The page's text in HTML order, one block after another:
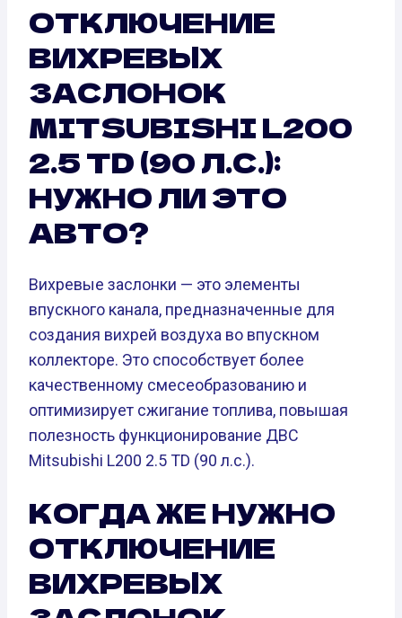
ОТКЛЮЧЕНИЕ
ВИХРЕВЫХ
ЗАСЛОНОК
MITSUBISHI L200
2.5 TD (90 Л.С.):
НУЖНО ЛИ ЭТО
АВТО?
Вихревые заслонки — это элементы
впускного канала, предназначенные для
создания вихрей воздуха во впускном
коллекторе. Это способствует более
качественному смесеобразованию и
оптимизирует сжигание топлива, повышая
полезность функционирование ДВС
Mitsubishi L200 2.5 TD (90 л.с.).
КОГДА ЖЕ НУЖНО
ОТКЛЮЧЕНИЕ
ВИХРЕВЫХ